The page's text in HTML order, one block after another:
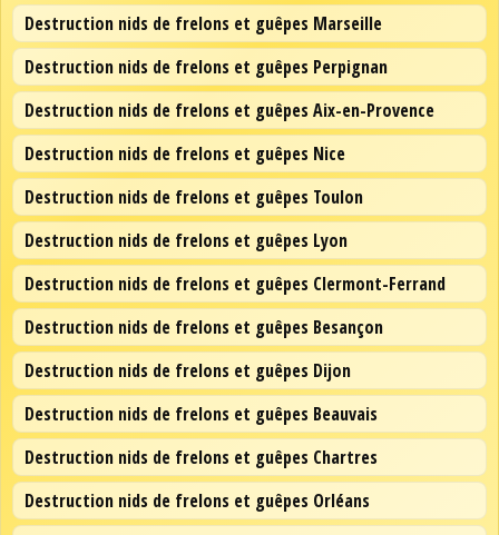
Destruction nids de frelons et guêpes Marseille
Destruction nids de frelons et guêpes Perpignan
Destruction nids de frelons et guêpes Aix-en-Provence
Destruction nids de frelons et guêpes Nice
Destruction nids de frelons et guêpes Toulon
Destruction nids de frelons et guêpes Lyon
Destruction nids de frelons et guêpes Clermont-Ferrand
Destruction nids de frelons et guêpes Besançon
Destruction nids de frelons et guêpes Dijon
Destruction nids de frelons et guêpes Beauvais
Destruction nids de frelons et guêpes Chartres
Destruction nids de frelons et guêpes Orléans